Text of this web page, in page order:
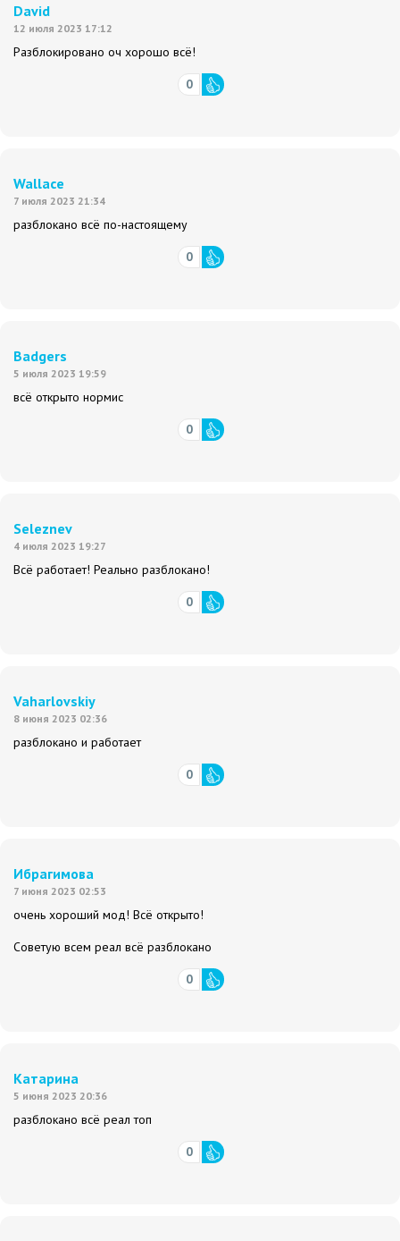
David
12 июля 2023 17:12
Разблокировано оч хорошо всё!
0
Wallace
7 июля 2023 21:34
разблокано всё по-настоящему
0
Badgers
5 июля 2023 19:59
всё открыто нормис
0
Seleznev
4 июля 2023 19:27
Всё работает! Реально разблокано!
0
Vaharlovskiy
8 июня 2023 02:36
разблокано и работает
0
Ибрагимова
7 июня 2023 02:53
очень хороший мод! Всё открыто!
Советую всем реал всё разблокано
0
Катарина
5 июня 2023 20:36
разблокано всё реал топ
0